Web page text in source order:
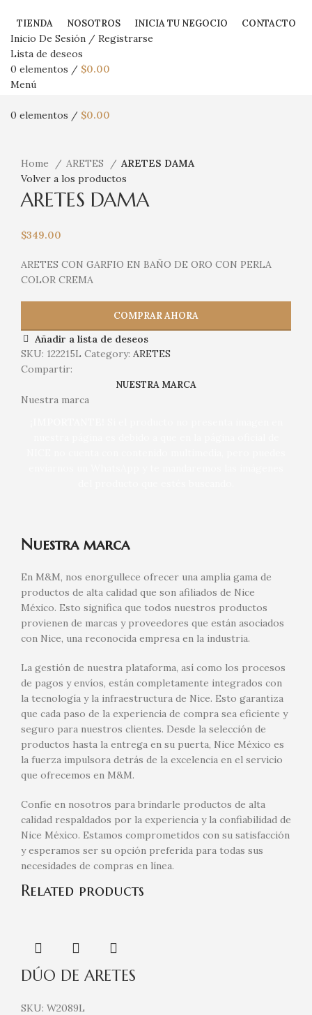
TIENDA NOSOTROS INICIA TU NEGOCIO CONTACTO
Inicio De Sesión / Registrarse
Lista de deseos
0 elementos / $0.00
Menú
0 elementos / $0.00
Home
ARETES
ARETES DAMA
Volver a los productos
ARETES DAMA
$349.00
ARETES CON GARFIO EN BAÑO DE ORO CON PERLA
COLOR CREMA
COMPRAR AHORA
Añadir a lista de deseos
SKU: 122215L Category: ARETES
Compartir:
NUESTRA MARCA
Nuestra marca
Nuestra marca
En M&M, nos enorgullece ofrecer una amplia gama de
productos de alta calidad que son afiliados de Nice
México. Esto significa que todos nuestros productos
provienen de marcas y proveedores que están asociados
con Nice, una reconocida empresa en la industria.
La gestión de nuestra plataforma, así como los procesos
de pagos y envíos, están completamente integrados con
la tecnología y la infraestructura de Nice. Esto garantiza
que cada paso de la experiencia de compra sea eficiente y
seguro para nuestros clientes. Desde la selección de
productos hasta la entrega en su puerta, Nice México es
la fuerza impulsora detrás de la excelencia en el servicio
que ofrecemos en M&M.
Confíe en nosotros para brindarle productos de alta
calidad respaldados por la experiencia y la confiabilidad de
Nice México. Estamos comprometidos con su satisfacción
y esperamos ser su opción preferida para todas sus
necesidades de compras en línea.
Related products
DÚO DE ARETES
SKU: W2089L